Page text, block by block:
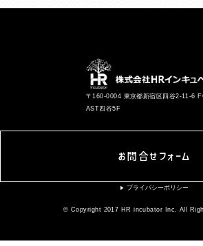
〒160-0004 東京都新宿区四谷2-11-6
AST四谷5F
お問合せフォーム
▶︎ プライバシーポリシー
© Copyright 2017 HR incubator Inc. All